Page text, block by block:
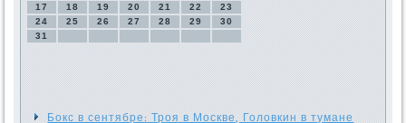
17
18 19 20 21 22
23
24
25 26 27 28 29
30
31
Бокс в сентябре: Троя в Москве, Головкин в тумане